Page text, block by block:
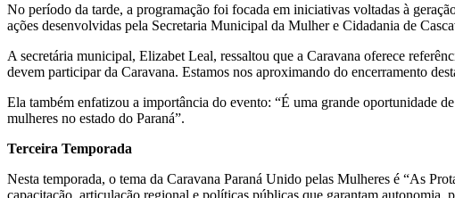
No período da tarde, a programação foi focada em iniciativas voltadas à
ações desenvolvidas pela Secretaria Municipal da Mulher e Cidadania de
A secretária municipal, Elizabet Leal, ressaltou que a Caravana oferece
devem participar da Caravana. Estamos nos aproximando do encerramento
Ela também enfatizou a importância do evento: “É uma grande oportunidade
mulheres no estado do Paraná”.
Terceira Temporada
Nesta temporada, o tema da Caravana Paraná Unido pelas Mulheres é “As
capacitação, articulação regional e políticas públicas que garantam autonomia,